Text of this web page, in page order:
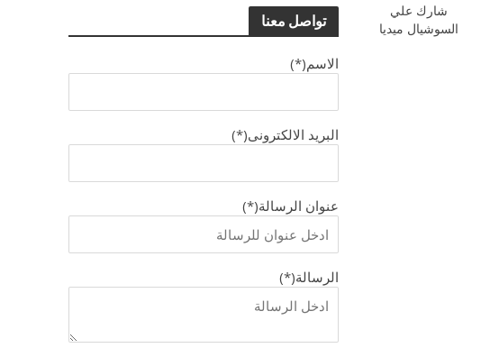
تواصل معنا
الاسم(*)
البريد الالكترونى(*)
عنوان الرسالة(*)
الرسالة(*)
شارك علي
السوشيال ميديا